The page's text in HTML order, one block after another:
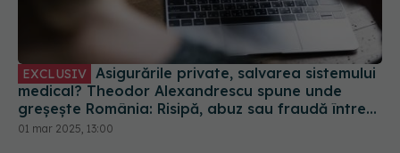
medical? Theodor Alexandrescu spune unde
greșește România: Risipă, abuz sau fraudă între
8% - 40%. Noi suntem la partea superioară
01 mar 2025, 13:00